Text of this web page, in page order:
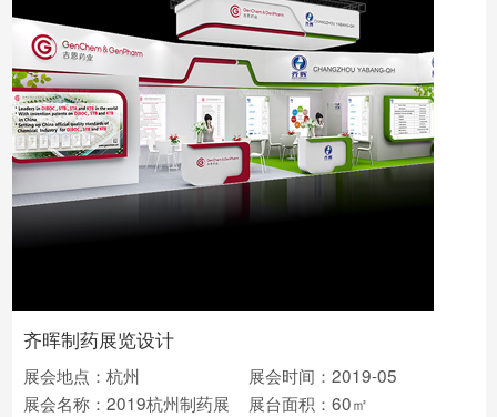
齐晖制药展览设计
展会地点：杭州
展会时间：2019-05
展会名称：2019杭州制药展
展台面积：60㎡